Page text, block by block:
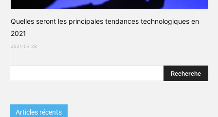
Quelles seront les principales tendances technologiques en
2021
2021-03-28
Articles récents